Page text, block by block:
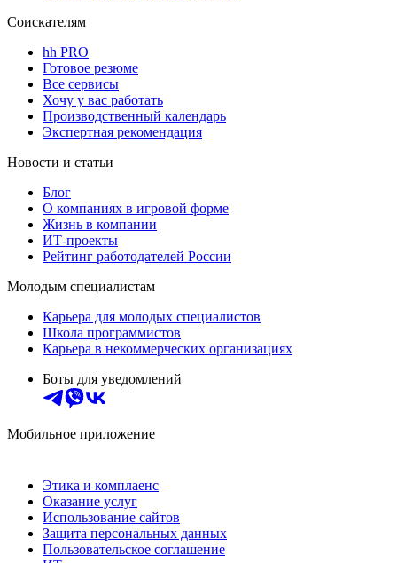
Соискателям
hh PRO
Готовое резюме
Все сервисы
Хочу у вас работать
Производственный календарь
Экспертная рекомендация
Новости и статьи
Блог
О компаниях в игровой форме
Жизнь в компании
ИТ-проекты
Рейтинг работодателей России
Молодым специалистам
Карьера для молодых специалистов
Школа программистов
Карьера в некоммерческих организациях
Боты для уведомлений
Мобильное приложение
Этика и комплаенс
Оказание услуг
Использование сайтов
Защита персональных данных
Пользовательское соглашение